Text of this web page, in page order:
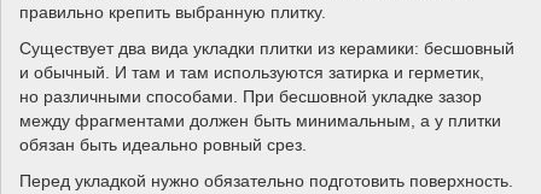
правильно крепить выбранную плитку.
Существует два вида укладки плитки из керамики: бесшовный
и обычный. И там и там используются затирка и герметик,
но различными способами. При бесшовной укладке зазор
между фрагментами должен быть минимальным, а у плитки
обязан быть идеально ровный срез.
Перед укладкой нужно обязательно подготовить поверхность.